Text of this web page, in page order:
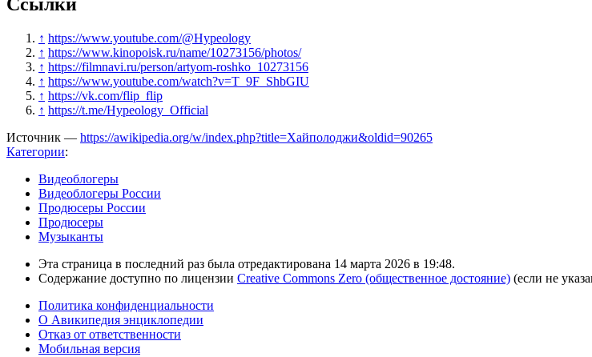
↑ https://www.youtube.com/@Hypeology
↑ https://www.kinopoisk.ru/name/10273156/photos/
↑ https://filmnavi.ru/person/artyom-roshko_10273156
↑ https://www.youtube.com/watch?v=T_9F_ShbGIU
↑ https://vk.com/flip_flip
↑ https://t.me/Hypeology_Official
Источник — https://awikipedia.org/w/index.php?title=Хайполоджи&oldid=90265
Категории:
Видеоблогеры
Видеоблогеры России
Продюсеры России
Продюсеры
Музыканты
Эта страница в последний раз была отредактирована 14 марта 2026 в 19:48.
Содержание доступно по лицензии Creative Commons Zero (общественное достояние) (если не
Политика конфиденциальности
О Авикипедия энциклопедии
Отказ от ответственности
Мобильная версия